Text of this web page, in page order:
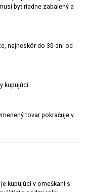
byť riadne zabalený a
najneskôr do 30 dní od
kupujúci.
tovar pokračuje v
kupujúci v omeškaní s